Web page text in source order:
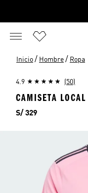
Inicio / Hombre / Ropa
4.9 (50)
CAMISETA
Precio
S/ 329